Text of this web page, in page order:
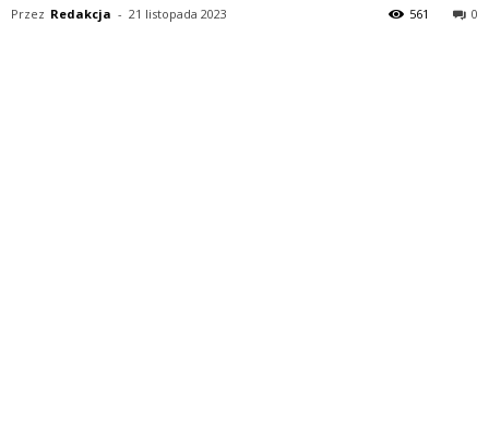
Przez Redakcja - 21 listopada 2023 0
561